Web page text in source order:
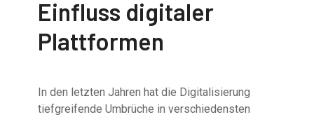
Einfluss digitaler
Plattformen
In den letzten Jahren hat die Digitalisierung
tiefgreifende Umbrüche in verschiedensten